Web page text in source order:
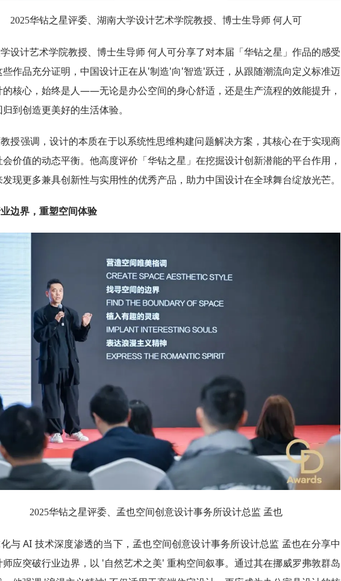
2025华钻之星评委、 湖南大学设计艺术学院教授、博士生导师 何人可
设计艺术学院教授、博士生导师 何人可分享了对本届「华钻之星」作品的感受
些作品充分证明，中国设计正在从'制造'向'智造'跃迁，从跟随潮流向定义标准迈
的核心，始终是人——无论是办公空间的身心舒适，还是生产流程的效能提升，
到创造更美好的生活体验。
授强调，设计的本质在于以系统性思维构建问题解决方案，其核心在于实现商
价值的动态平衡。他高度评价「华钻之星」在挖掘设计创新潜能的平台作用，
现更多兼具创新性与实用性的优秀产品，助力中国设计在全球舞台绽放光芒。
边界，重塑空间体验
2025华钻之星评委、 孟也空间创意设计事务所设计总监 孟也
与 AI 技术深度渗透的当下，孟也空间创意设计事务所设计总监 孟也在分享中
应突破行业边界，以 '自然艺术之美' 重构空间叙事。通过其在挪威罗弗敦群岛